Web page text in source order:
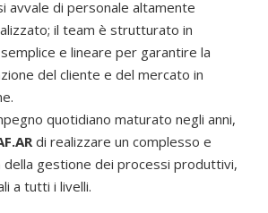
avvale di personale altamente
il team è strutturato in
e lineare per garantire la
del cliente e del mercato in
quotidiano maturato negli anni,
di realizzare un complesso e
gestione dei processi produttivi,
a tutti i livelli.